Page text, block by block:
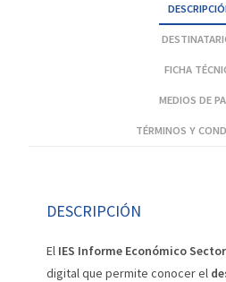
FICHA
MEDIOS DE
TÉRMINOS Y
DESCRIPCIÓN
El IES Informe Económico
digital que permite conocer el